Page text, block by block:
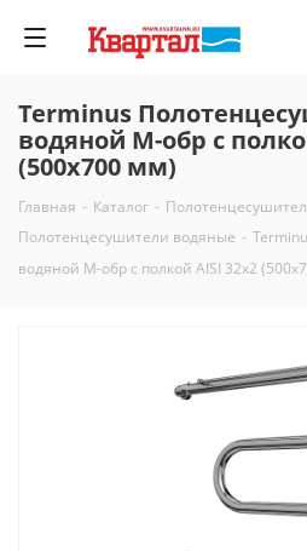
Terminus
водяной М-обр с
(500х700 мм)
Главная - Каталог -
Полотенцесушители водяные -
водяной М-обр с полкой AISI 32х2